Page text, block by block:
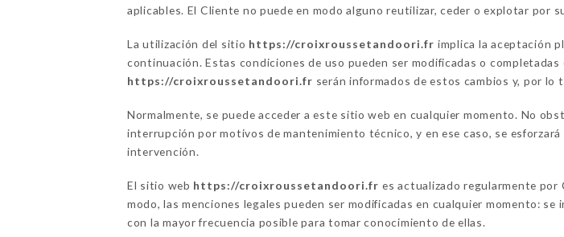
aplicables. El Cliente no puede en modo alguno reutilizar, ceder o explotar
La utilización del sitio https://croixroussetandoori.fr implica la aceptación
continuación. Estas condiciones de uso pueden ser modificadas o
https://croixroussetandoori.fr serán informados de estos cambios y, por
Normalmente, se puede acceder a este sitio web en cualquier momento. No
interrupción por motivos de mantenimiento técnico, y en ese caso, se
intervención.
El sitio web https://croixroussetandoori.fr es actualizado regularmente por
modo, las menciones legales pueden ser modificadas en cualquier momento:
con la mayor frecuencia posible para tomar conocimiento de ellas.